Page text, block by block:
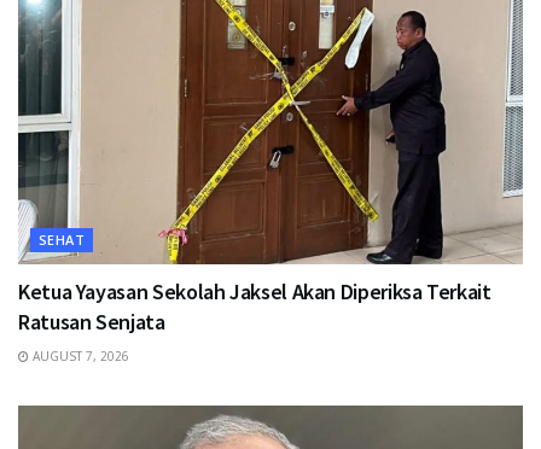
SEHAT
Ketua Yayasan Sekolah Jaksel Akan Diperiksa Terkait
Ratusan Senjata
AUGUST 7, 2026